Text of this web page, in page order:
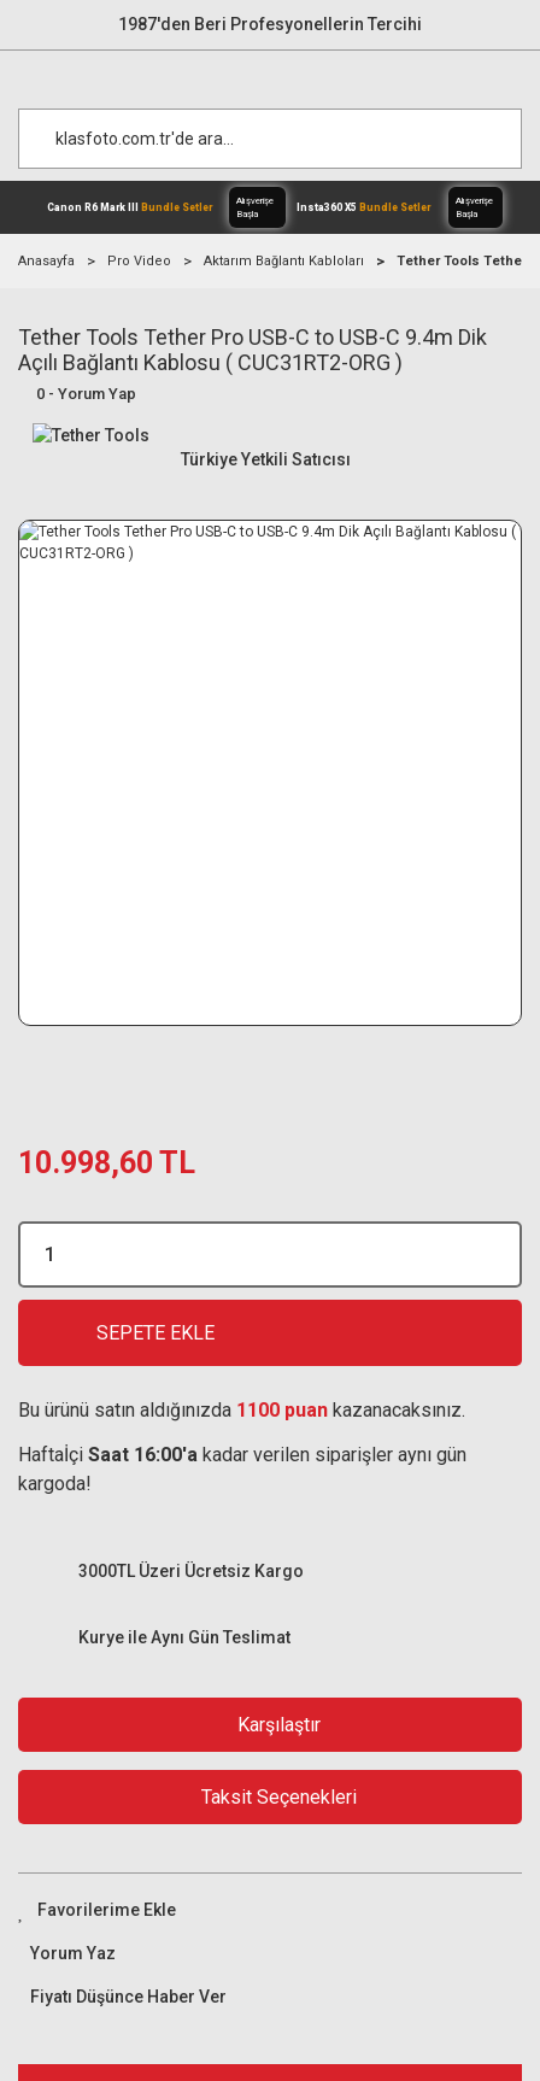
1987'den Beri Profesyonellerin Tercihi
Canon R6 Mark IIIBundle Setler
Alışverişe
Başla
Anasayfa Pro Video Aktarım Bağlantı Kabloları Tether Tools Tether
Tether Tools Tether Pro USB-C to USB-C 9.4m Dik
Açılı Bağlantı Kablosu ( CUC31RT2-ORG )
0 - Yorum Yap
Türkiye Yetkili Satıcısı
10.998,60 TL
SEPETE EKLE
Bu ürünü satın aldığınızda 1100 puan kazanacaksınız.
Haftaİçi Saat 16:00'a kadar verilen siparişler aynı gün
kargoda!
Kurye ile Aynı Gün Teslimat
3000TL Üzeri Ücretsiz Kargo
Karşılaştır
Taksit Seçenekleri
Yorum Yaz
Fiyatı Düşünce Haber Ver